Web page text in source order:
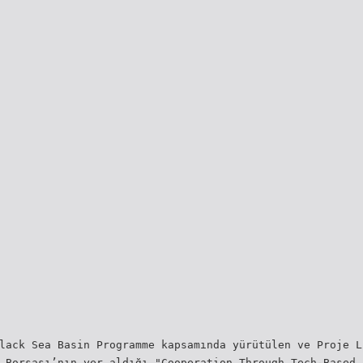
Sea Basin Programme kapsamında yürütülen ve Proje